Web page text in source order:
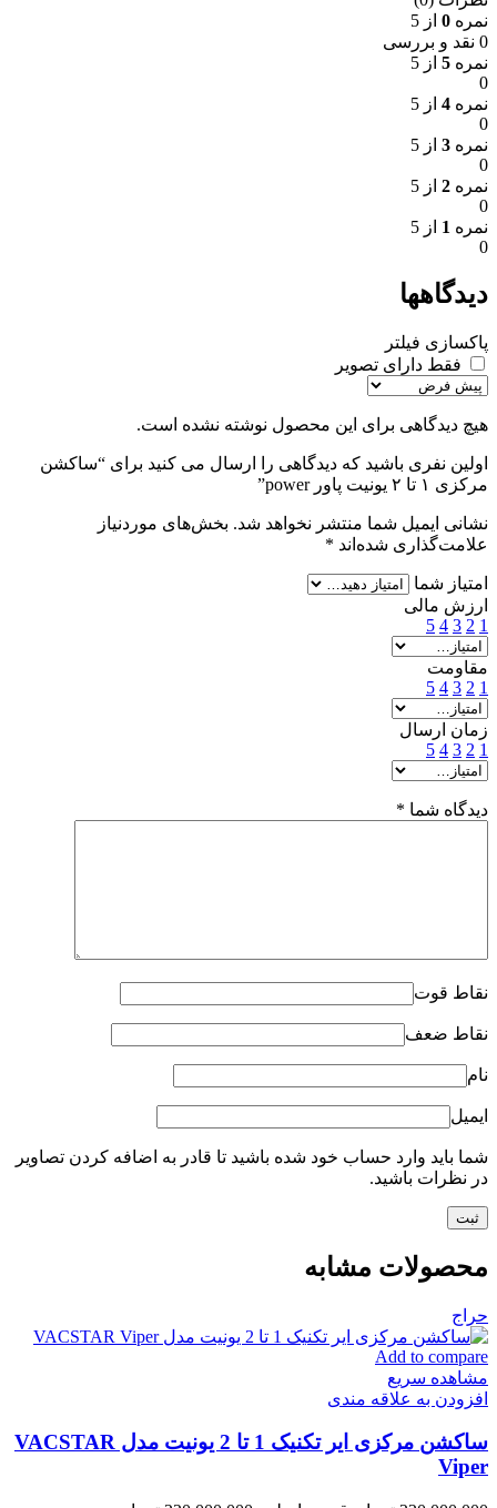
نمره 0 از 5
0 نقد و بررسی
نمره 5 از 5
0
نمره 4 از 5
0
نمره 3 از 5
0
نمره 2 از 5
0
نمره 1 از 5
0
دیدگاهها
پاکسازی فیلتر
فقط دارای تصویر
هیچ دیدگاهی برای این محصول نوشته نشده است.
اولین نفری باشید که دیدگاهی را ارسال می کنید برای “ساکشن
مرکزی ۱ تا ۲ یونیت پاور power”
نشانی ایمیل شما منتشر نخواهد شد. بخش‌های موردنیاز
علامت‌گذاری شده‌اند *
امتیاز شما
ارزش مالی
1
2
3
4
5
مقاومت
1
2
3
4
5
زمان ارسال
1
2
3
4
5
دیدگاه شما *
نقاط قوت
نقاط ضعف
نام
ایمیل
شما باید وارد حساب خود شده باشید تا قادر به اضافه کردن تصاویر
در نظرات باشید.
محصولات مشابه
حراج
Add to compare
مشاهده سریع
افزودن به علاقه مندی
ساکشن مرکزی ایر تکنیک 1 تا 2 یونیت مدل VACSTAR
Viper